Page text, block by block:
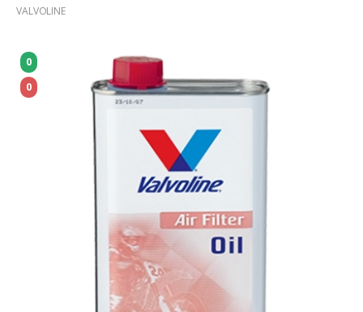
VALVOLINE
0
0